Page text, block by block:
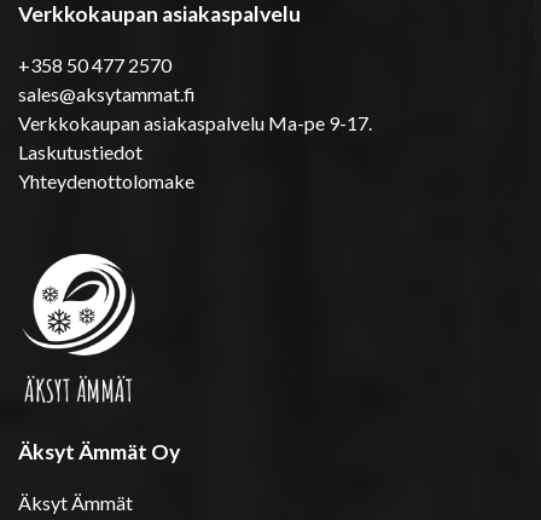
Verkkokaupan asiakaspalvelu
+358 50 477 2570
sales@aksytammat.fi
Verkkokaupan asiakaspalvelu Ma-pe 9-17.
Laskutustiedot
Yhteydenottolomake
Äksyt Ämmät Oy
Äksyt Ämmät